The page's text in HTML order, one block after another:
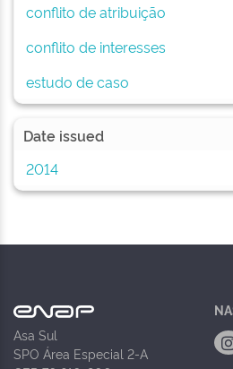
conflito de atribuição
conflito de interesses
estudo de caso
Date issued
2014
Asa Sul
SPO Área Especial 2-A